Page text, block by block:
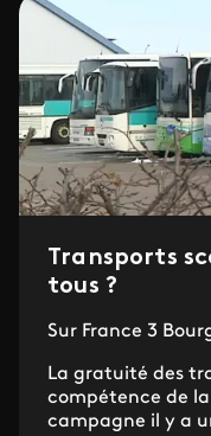
Transports
tous ?
Sur France 3
La gratuité des
compétence de
campagne il y a